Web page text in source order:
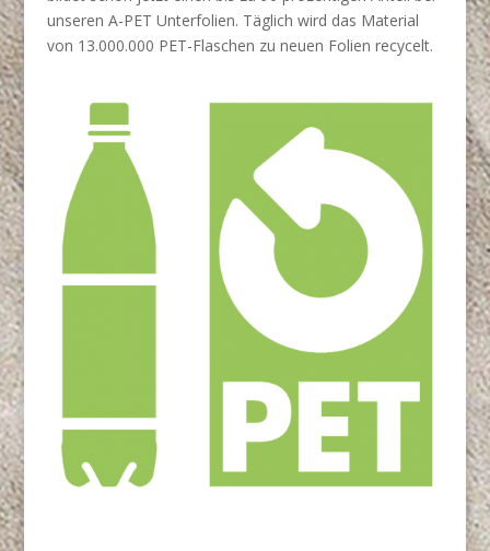
unseren A-PET Unterfolien. Täglich wird das Material
von 13.000.000 PET-Flaschen zu neuen Folien recycelt.